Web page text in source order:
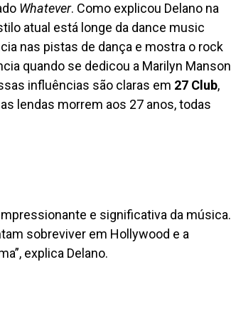
Whatever. Como explicou Delano na
atual está longe da dance music
nas pistas de dança e mostra o rock
quando se dedicou a Marilyn Manson
influências são claras em 27 Club,
lendas morrem aos 27 anos, todas
e significativa da música.
sobreviver em Hollywood e a
explica Delano.